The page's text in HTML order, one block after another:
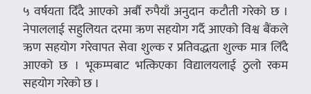
५ वर्षयता दिँदै आएको अर्बौ रुपैयाँ अनुदान कटौती गरेको छ ।
नेपाललाई सहुलियत दरमा ऋण सहयोग गर्दै आएको विश्व बैंकले
ऋण सहयोग गरेवापत सेवा शुल्क र प्रतिवद्धता शुल्क मात्र लिँदै
आएको छ । भूकम्पबाट भत्किएका विद्यालयलाई ठुलो रकम
सहयोग गरेको छ ।